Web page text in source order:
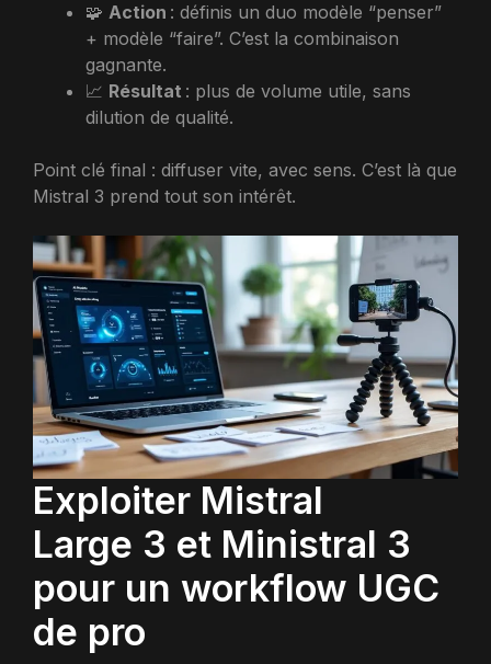
🧩 Action : définis un duo modèle “penser”
+ modèle “faire”. C’est la combinaison
gagnante.
📈 Résultat : plus de volume utile, sans
dilution de qualité.
Point clé final : diffuser vite, avec sens. C’est là que
Mistral 3 prend tout son intérêt.
Exploiter Mistral
Large 3 et Ministral 3
pour un workflow UGC
de pro